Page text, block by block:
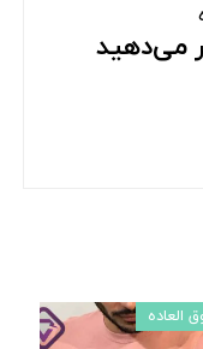
می‌دهید
العاده